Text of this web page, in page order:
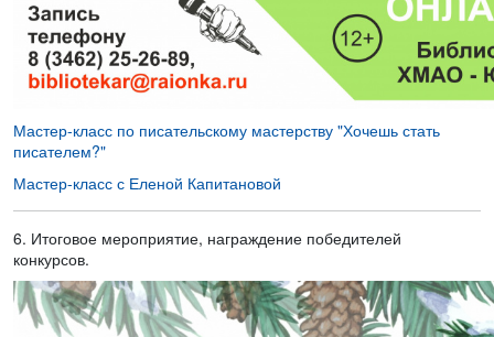
Мастер-класс по писательскому мастерству "Хочешь стать
писателем?"
Мастер-класс с Еленой Капитановой
6. Итоговое мероприятие, награждение победителей
конкурсов.